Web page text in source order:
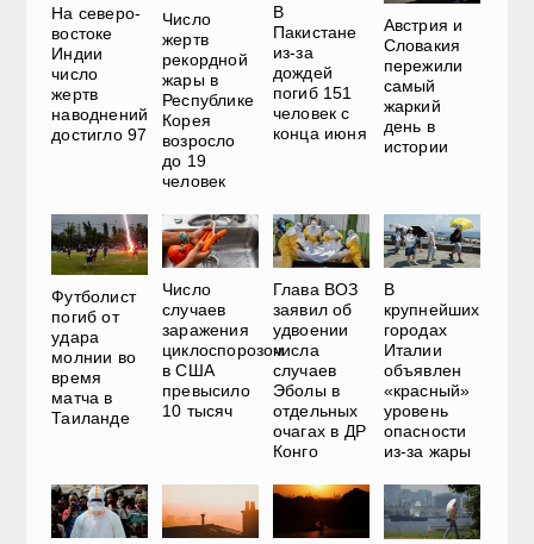
На северо-
востоке
Индии
число
жертв
наводнений
достигло 97
Число
жертв
рекордной
жары в
Республике
Корея
возросло
до 19
человек
В
Пакистане
из-за
дождей
погиб 151
человек с
конца июня
Австрия и
Словакия
пережили
самый
жаркий
день в
истории
Футболист
погиб от
удара
молнии во
время
матча в
Таиланде
Число
случаев
заражения
циклоспорозом
в США
превысило
10 тысяч
Глава ВОЗ
заявил об
удвоении
числа
случаев
Эболы в
отдельных
очагах в ДР
Конго
В
крупнейших
городах
Италии
объявлен
«красный»
уровень
опасности
из-за жары